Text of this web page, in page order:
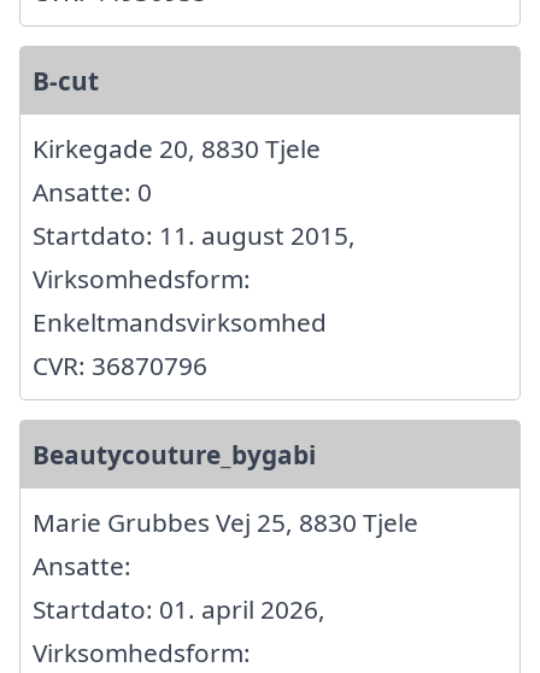
B-cut
Kirkegade 20, 8830 Tjele
Ansatte: 0
Startdato: 11. august 2015,
Virksomhedsform:
Enkeltmandsvirksomhed
CVR: 36870796
Beautycouture_bygabi
Marie Grubbes Vej 25, 8830 Tjele
Ansatte:
Startdato: 01. april 2026,
Virksomhedsform: